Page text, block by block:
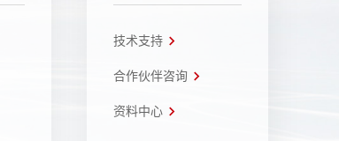
技术支持
合作伙伴咨询
资料中心